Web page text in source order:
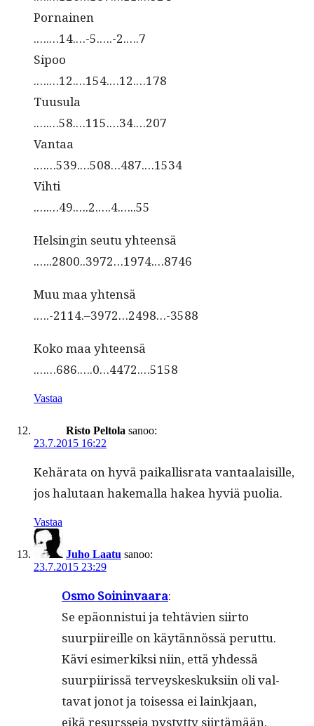
Pornainen
.….…14.…-5.….-2.….7
Sipoo
.….…12.…154.…12.…178
Tuusula
.….…58.…115.…34.…207
Vantaa
.……539.…508…487.…1534
Vihti
.….…49.….2.….4.…..55
Helsin­gin seu­tu yhteensä
.…..2800..3972…1974.…8746
Muu maa yhtensä
.….-2114.–3972…2498…-3588
Koko maa yhteensä
.……686.….0…4472.…5158
Vastaa
Risto Peltola sanoo:
23.7.2015 16:22
Kehära­ta on hyvä paikallis­ra­ta van­taalaisille,
jos halu­taan hake­mal­la hakea hyviä puolia.
Vastaa
Juho Laatu sanoo:
23.7.2015 23:29
Osmo Soin­in­vaara:
Se epäon­nis­tui ja tehtävien siir­to
suurpi­ireille on käytän­nössä perut­tu.
Kävi esimerkik­si niin, että yhdessä
suurpi­iris­sä ter­veyskeskuk­si­in oli val­
ta­vat jonot ja toises­sa ei laink­jaan,
eikä resursse­ja pystyt­ty siirtämään.